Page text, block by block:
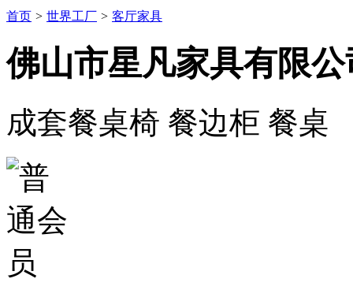
首页 > 世界工厂 > 客厅家具
佛山市星凡家具有限公
成套餐桌椅 餐边柜 餐桌